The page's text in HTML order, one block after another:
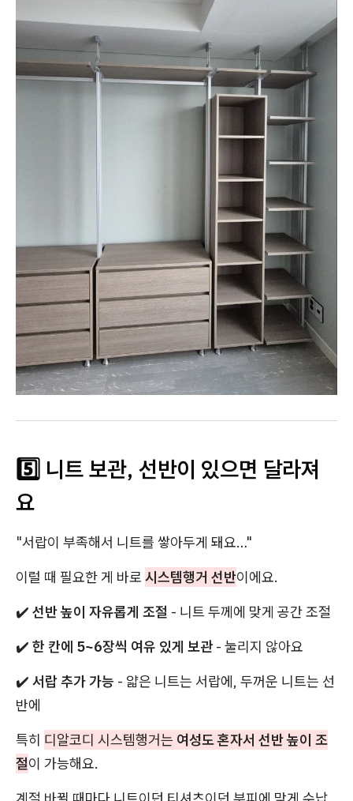
5️⃣ 니트 보관, 선반이 있으면 달라져
요
"서랍이 부족해서 니트를 쌓아두게 돼요…"
이럴 때 필요한 게 바로 시스템행거 선반이에요.
✔️ 선반 높이 자유롭게 조절 - 니트 두께에 맞게 공간 조절
✔️ 한 칸에 5~6장씩 여유 있게 보관 - 눌리지 않아요
✔️ 서랍 추가 가능 - 얇은 니트는 서랍에, 두꺼운 니트는 선
반에
특히 디알코디 시스템행거는 여성도 혼자서 선반 높이 조
절이 가능해요.